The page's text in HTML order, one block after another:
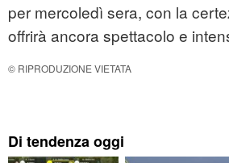
per mercoledì sera, con la
offrirà ancora spettacolo e
© RIPRODUZIONE VIETATA
Di tendenza oggi